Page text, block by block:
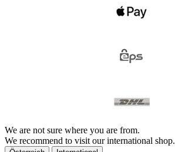
We are not sure where you are from.
We recommend to visit our international shop.